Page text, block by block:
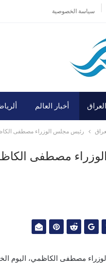
سياسة الخصوصية
أخبار العالم
رئيس مجلس الوزراء مصطفى
مصطفى
مصطفى الكاظمي، اليوم